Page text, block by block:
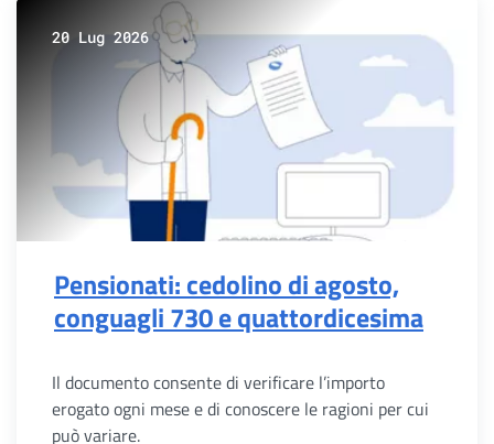
20 Lug 2026
Pensionati: cedolino di agosto,
conguagli 730 e quattordicesima
Il documento consente di verificare l’importo
erogato ogni mese e di conoscere le ragioni per cui
può variare.